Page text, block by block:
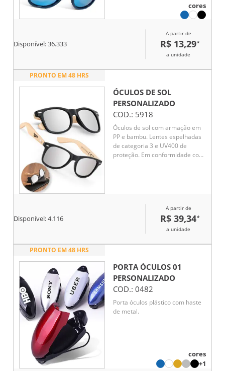
cores
Disponível:36.333
A partir de
R$ 13,29*
a unidade
PRONTO EM 48 HRS
ÓCULOS DE SOL
PERSONALIZADO
COD.: 5918
Óculos de sol com armação em
PP e bambu. Lentes espelhadas
de categoria 3 e UV400 de
proteção. Em conformidade com
Disponível:4.116
A partir de
R$ 39,34*
a unidade
PRONTO EM 48 HRS
PORTA ÓCULOS 01
PERSONALIZADO
COD.: 0482
Porta óculos plástico com haste
de metal.
cores
+1